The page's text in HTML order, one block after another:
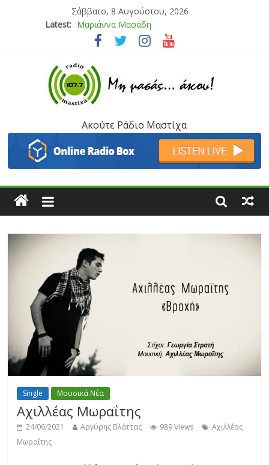
Σάββατο, 8 Αυγούστου, 2026
Latest: Μαριάννα Μασάδη
Τάνια Μπρεάζου
Μάνος Τρυπιάς & Γιώργος Στρατάκης
Ιορδάνης Αγαπητός
Ακούτε Ράδιο Μαστίχα
Single Μουσικά Νέα
Αχιλλέας Μωραΐτης
24/06/2021 Αργύρης Βλάττας 989 Views
Αχιλλέας
Μωραΐτης